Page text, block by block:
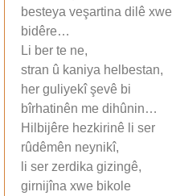
besteya veşartina dilê xwe
bidêre…
Li ber te ne,
stran û kaniya helbestan,
her guliyekî şevê bi
bîrhatinên me dihûnin…
Hilbijêre hezkirinê li ser
rûdêmên neynikî,
li ser zerdika gizingê,
girnijîna xwe bikole